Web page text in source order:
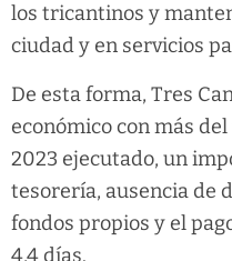
los tricantinos y
ciudad y en servicios
De esta forma, Tres
económico con más
2023 ejecutado, un
tesorería, ausencia de
fondos propios y el
4,4 días.